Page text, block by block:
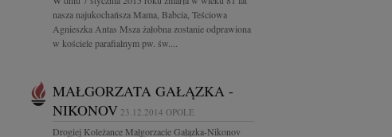
nasza najukochańsza Mama, Babcia, Teściowa
Agnieszka Antas Msza żałobna zostanie odprawiona
w kościele parafialnym pw. św....
MAŁGORZATA GAŁĄZKA -
NIKONOV 23.12.2014 OPOLE
Drogiej Koleżance Małgorzacie Gałązka-Nikonov